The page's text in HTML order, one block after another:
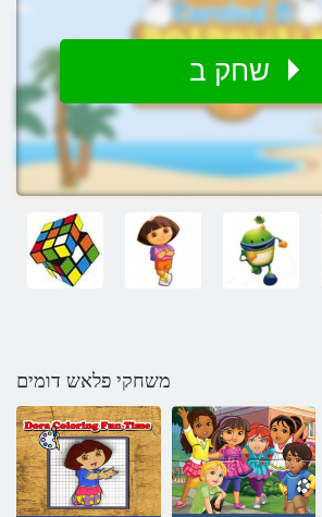
משחקי פלאש דומים